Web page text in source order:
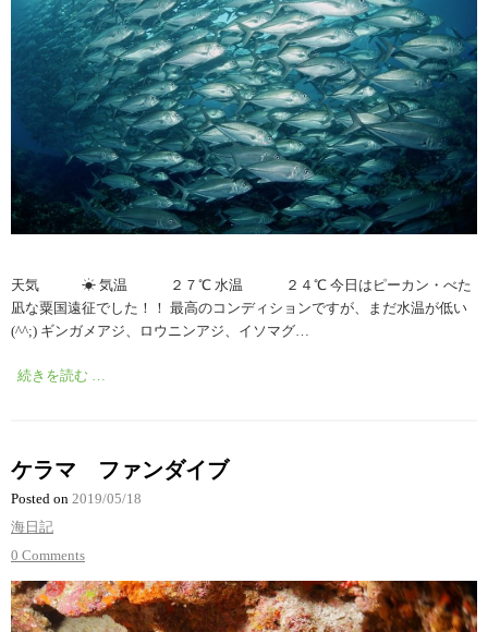
天気 ☀︎ 気温 ２７℃ 水温 ２４℃ 今日はピーカン・べた
凪な粟国遠征でした！！ 最高のコンディションですが、まだ水温が低い
(^^;) ギンガメアジ、ロウニンアジ、イソマグ…
続きを読む …
ケラマ ファンダイブ
Posted on 2019/05/18
海日記
0 Comments